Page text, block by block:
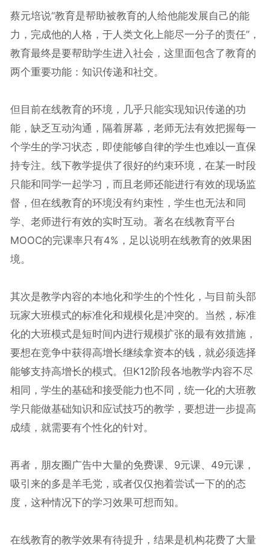
蔡元培说“教育是帮助被教育的人给他能发展自己的能
力，完成他的人格，于人类文化上能尽一分子的责任”，
教育最终是要帮助学生进入社会，这里面包含了教育的
两个重要功能：知识传递和社交。
但目前在线教育的环境，几乎只能实现知识传递的功
能，缺乏互动沟通，隔着屏幕，老师无法有效把握每一
个学生的学习状态，即使能够自律的学生也难以一直保
持专注。线下教学提供了很好的约束环境，在某一时段
只能和同学一起学习，而且老师还能进行有效的现场监
督，但在线教育的环境没有约束性，学生也无法和同
学、老师进行有效的实时互动。著名在线教育平台
MOOC的完课率只有4%，足以说明在线教育的效果困
境。
其次是教学内容的本地化和学生的个性化，与目前头部
玩家大班模式的标准化和规模化是冲突的。当然，标准
化的大班模式是短时间内进行规模扩张的最有效措施，
要想在竞争中获得高增长继续拿资本的钱，就必须选择
能够支持高增长的模式。但K12阶段各地教学内容不尽
相同，学生的基础和接受能力也不同，统一化的大班教
学只能做基础知识和应试技巧的教学，要想进一步提高
成绩，就需要有个性化的针对。
再者，朋友圈广告中大量的免费课、9元课、49元课，
吸引来的多是羊毛党，或者仅仅抱着尝试一下的的态
度，这种情况下的学习效果可想而知。
在线教育的教学效果有待提升，结果是机构花费了大量